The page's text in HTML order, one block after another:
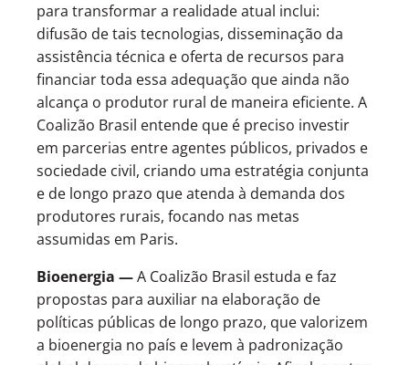
para transformar a realidade atual inclui:
difusão de tais tecnologias, disseminação da
assistência técnica e oferta de recursos para
financiar toda essa adequação que ainda não
alcança o produtor rural de maneira eficiente. A
Coalizão Brasil entende que é preciso investir
em parcerias entre agentes públicos, privados e
sociedade civil, criando uma estratégia conjunta
e de longo prazo que atenda à demanda dos
produtores rurais, focando nas metas
assumidas em Paris.
Bioenergia —A Coalizão Brasil estuda e faz
propostas para auxiliar na elaboração de
políticas públicas de longo prazo, que valorizem
a bioenergia no país e levem à padronização